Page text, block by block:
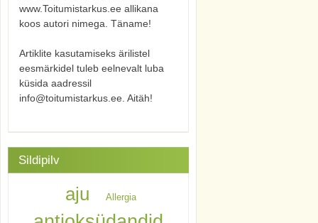
www.Toitumistarkus.ee allikana
koos autori nimega. Täname!
Artiklite kasutamiseks ärilistel
eesmärkidel tuleb eelnevalt luba
küsida aadressil
info@toitumistarkus.ee. Aitäh!
Sildipilv
aju Allergia